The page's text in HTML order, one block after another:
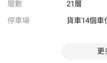
層數
21層
停車場
貨車14個車
更